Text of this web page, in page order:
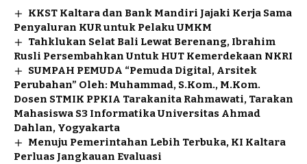
KKST Kaltara dan Bank Mandiri Jajaki Kerja Sama
Penyaluran KUR untuk Pelaku UMKM
Tahklukan Selat Bali Lewat Berenang, Ibrahim
Rusli Persembahkan Untuk HUT Kemerdekaan NKRI
SUMPAH PEMUDA “Pemuda Digital, Arsitek
Perubahan” Oleh: Muhammad, S.Kom., M.Kom.
Dosen STMIK PPKIA Tarakanita Rahmawati, Tarakan
Mahasiswa S3 Informatika Universitas Ahmad
Dahlan, Yogyakarta
Menuju Pemerintahan Lebih Terbuka, KI Kaltara
Perluas Jangkauan Evaluasi